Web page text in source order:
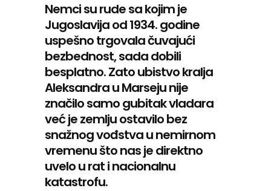
Nemci su rude sa kojim je
Jugoslavija od 1934. godine
uspešno trgovala čuvajući
bezbednost, sada dobili
besplatno. Zato ubistvo kralja
Aleksandra u Marseju nije
značilo samo gubitak vladara
već je zemlju ostavilo bez
snažnog vođstva u nemirnom
vremenu što nas je direktno
uvelo u rat i nacionalnu
katastrofu.